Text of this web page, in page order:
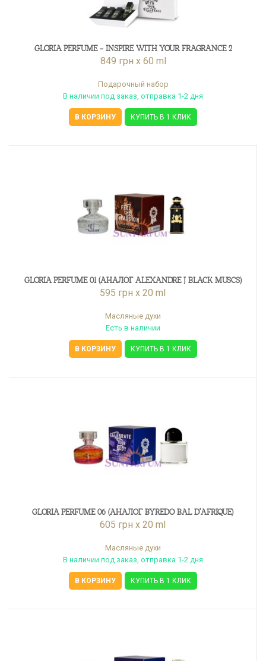
GLORIA PERFUME - INSPIRE WITH YOUR FRAGRANCE 2
849 грн x 60 ml
Подарочный набор
В наличии под заказ, отправка 1-2 дня
В КОРЗИНУ КУПИТЬ В 1 КЛИК
GLORIA PERFUME 01 (АНАЛОГ ALEXANDRE J BLACK MUSCS)
595 грн x 20 ml
Масляные духи
Есть в наличии
В КОРЗИНУ КУПИТЬ В 1 КЛИК
GLORIA PERFUME 06 (АНАЛОГ BYREDO BAL D'AFRIQUE)
605 грн x 20 ml
Масляные духи
В наличии под заказ, отправка 1-2 дня
В КОРЗИНУ КУПИТЬ В 1 КЛИК